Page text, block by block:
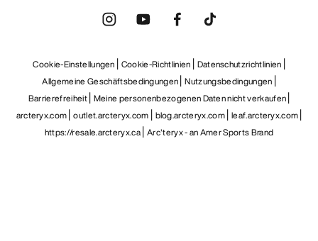
Cookie-Einstellungen Cookie-Richtlinien Datenschutzrichtlinien
Allgemeine Geschäftsbedingungen Nutzungsbedingungen
Barrierefreiheit Meine personenbezogenen Daten nicht verkaufen
arcteryx.com outlet.arcteryx.com blog.arcteryx.com leaf.arcteryx.com
https://resale.arcteryx.ca Arc'teryx - an Amer Sports Brand